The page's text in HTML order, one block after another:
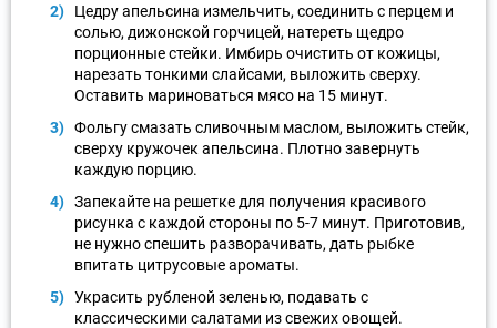
Цедру апельсина измельчить, соединить с перцем и
солью, дижонской горчицей, натереть щедро
порционные стейки. Имбирь очистить от кожицы,
нарезать тонкими слайсами, выложить сверху.
Оставить мариноваться мясо на 15 минут.
Фольгу смазать сливочным маслом, выложить стейк,
сверху кружочек апельсина. Плотно завернуть
каждую порцию.
Запекайте на решетке для получения красивого
рисунка с каждой стороны по 5-7 минут. Приготовив,
не нужно спешить разворачивать, дать рыбке
впитать цитрусовые ароматы.
Украсить рубленой зеленью, подавать с
классическими салатами из свежих овощей.